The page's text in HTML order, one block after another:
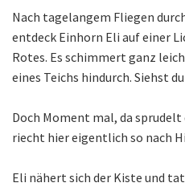
Nach tagelangem Fliegen
entdeck Einhorn Eli auf einer
Rotes. Es schimmert ganz
eines Teichs hindurch. Siehst du
Doch Moment mal, da sprudelt
riecht hier eigentlich so nach
Eli nähert sich der Kiste und